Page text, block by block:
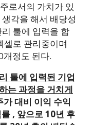
로서의 가치가 있
각을 해서 배당성
툴에 입력을 합
셀로 관리중이며
개정도 된다.
툴에 입력된 기업
는 과정을 거치게
가 대비 이익 수익
, 앞으로 10년 후